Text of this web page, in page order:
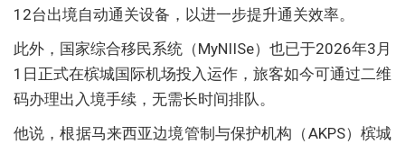
12台出境自动通关设备，以进一步提升通关效率。
此外，国家综合移民系统（MyNIISe）也已于2026年3月
1日正式在槟城国际机场投入运作，旅客如今可通过二维
码办理出入境手续，无需长时间排队。
他说，根据马来西亚边境管制与保护机构（AKPS）槟城